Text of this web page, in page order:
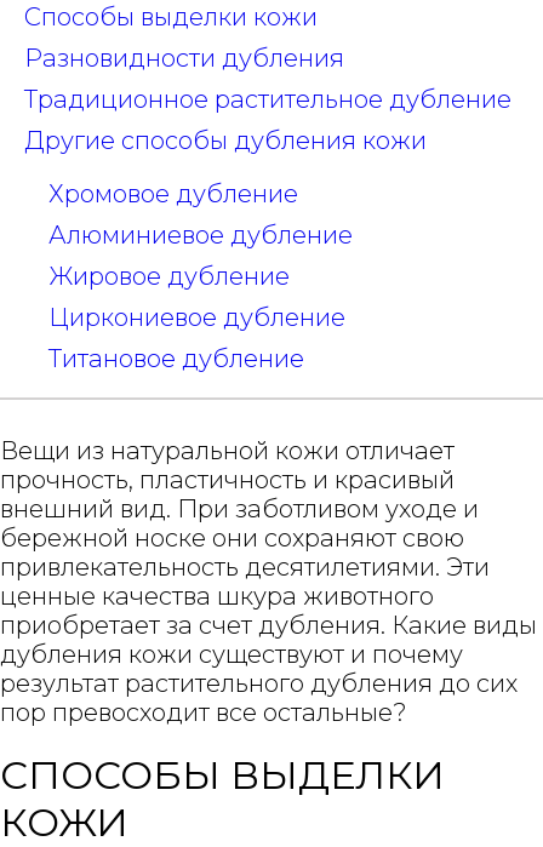
Способы выделки кожи
Разновидности дубления
Традиционное растительное дубление
Другие способы дубления кожи
Хромовое дубление
Алюминиевое дубление
Жировое дубление
Циркониевое дубление
Титановое дубление
Вещи из натуральной кожи отличает
прочность, пластичность и красивый
внешний вид. При заботливом уходе и
бережной носке они сохраняют свою
привлекательность десятилетиями. Эти
ценные качества шкура животного
приобретает за счет дубления. Какие виды
дубления кожи существуют и почему
результат растительного дубления до сих
пор превосходит все остальные?
СПОСОБЫ ВЫДЕЛКИ
КОЖИ